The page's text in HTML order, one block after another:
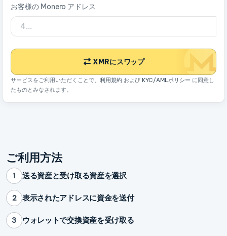
お客様の Monero アドレス
XMRにスワップ
サービスをご利用いただくことで、 利用規約 および KYC/AMLポリシー に同意し
たものとみなされます。
ご利用方法
1 送る資産と受け取る資産を選択
2 表示されたアドレスに資金を送付
3 ウォレットで交換資産を受け取る